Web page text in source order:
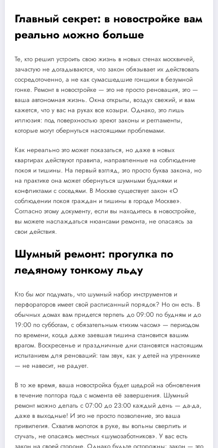
Главный секрет: в новостройке вам
реально можно больше
Те, кто решил устроить свою жизнь в новых стенах москвичей,
зачастую не догадываются, что закон обязывает их действовать
сосредоточенно, а не как сумасшедшие гонщики в безумной
гонке. Ремонт в новостройке — это не просто реновация, это —
ваша автономная жизнь. Окна открыты, воздух свежий, и вам
кажется, что у вас на руках все козыри. Однако, это лишь
иллюзия: под поверхностью зреют законы и регламенты,
которые могут обернуться настоящими проблемами.
Как нереально это может показаться, но даже в новых
квартирах действуют правила, направленные на соблюдение
покоя и тишины. На первый взгляд, это просто буква закона, но
на практике она может обернуться шумными буднями и
конфликтами с соседями. В Москве существует закон «О
соблюдении покоя граждан и тишины в городе Москве».
Согласно этому документу, если вы находитесь в новостройке,
вы можете наслаждаться нюансами ремонта, не опасаясь за
свои действия.
Шумный ремонт: прогулка по
ледяному тонкому льду
Кто бы мог подумать, что шумный набор инструментов и
перфораторов имеет свой расписанный порядок? Но он есть. В
обычных домах вам придется терпеть до 09:00 по будням и до
19:00 по субботам, с обязательным «тихим часом» — периодом
по времени, когда даже заевшая тишина становится вашим
врагом. Воскресенье и праздничные дни становятся настоящим
испытанием для реноваций: там звук, как у детей на утреннике
— не навесит, не радует.
В то же время, ваша новостройка будет щедрой на обновления
в течение полтора года с момента её завершения. Шумный
ремонт можно делать с 07:00 до 23:00 каждый день — да-да,
даже в выходные! И это не просто позволение, это ваша
привилегия. Схватив молоток в руке, вы вольны сверлить и
стучать, не опасаясь местных «шумозаботников». У вас есть